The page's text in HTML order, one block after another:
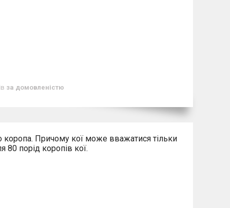
за домовленістю
коропа. Причому кої може вважатися тільки
80 порід коропів кої.